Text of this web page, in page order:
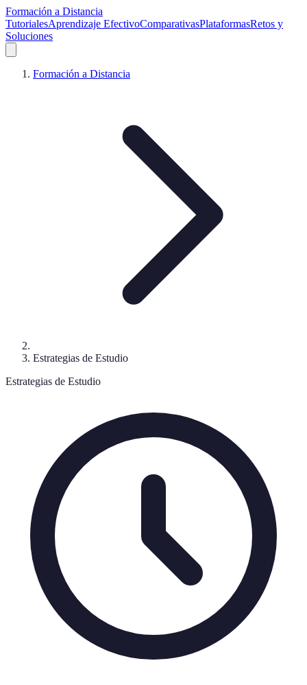
Formación a Distancia
TutorialesAprendizaje EfectivoComparativasPlataformasRetos y
Soluciones
Formación a Distancia
Estrategias de Estudio
Estrategias de Estudio